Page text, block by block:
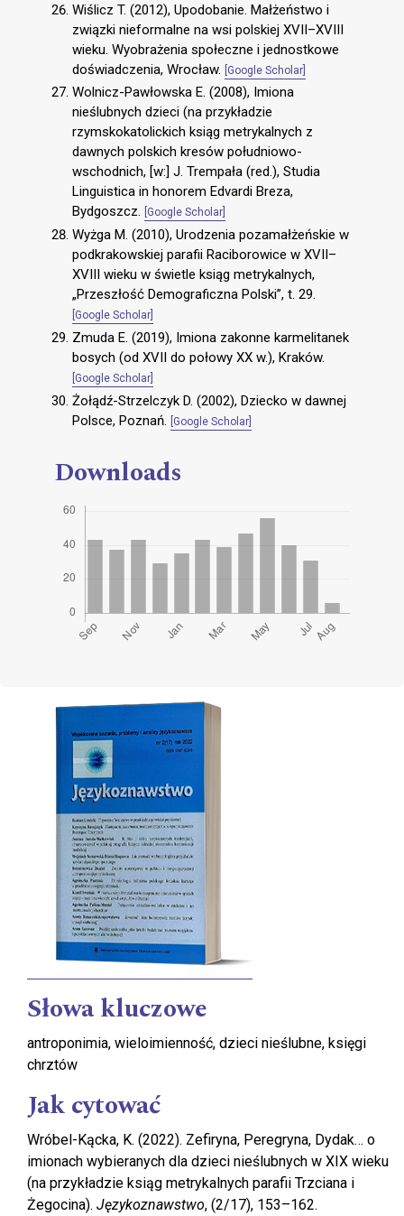
Wiślicz T. (2012), Upodobanie. Małżeństwo i
związki nieformalne na wsi polskiej XVII–XVIII
wieku. Wyobrażenia społeczne i jednostkowe
doświadczenia, Wrocław.
[Google Scholar]
Wolnicz-Pawłowska E. (2008), Imiona
nieślubnych dzieci (na przykładzie
rzymskokatolickich ksiąg metrykalnych z
dawnych polskich kresów południowo-
wschodnich, [w:] J. Trempała (red.), Studia
Linguistica in honorem Edvardi Breza,
Bydgoszcz.
[Google Scholar]
Wyżga M. (2010), Urodzenia pozamałżeńskie w
podkrakowskiej parafii Raciborowice w XVII–
XVIII wieku w świetle ksiąg metrykalnych,
„Przeszłość Demograficzna Polski”, t. 29.
[Google Scholar]
Zmuda E. (2019), Imiona zakonne karmelitanek
bosych (od XVII do połowy XX w.), Kraków.
[Google Scholar]
Żołądź-Strzelczyk D. (2002), Dziecko w dawnej
Polsce, Poznań.
[Google Scholar]
Downloads
Cover image
Słowa kluczowe
antroponimia, wieloimienność, dzieci nieślubne, księgi
chrztów
Jak cytować
Wróbel-Kącka, K. (2022). Zefiryna, Peregryna, Dydak… o
imionach wybieranych dla dzieci nieślubnych w XIX wieku
(na przykładzie ksiąg metrykalnych parafii Trzciana i
Żegocina). Językoznawstwo, (2/17), 153–162.